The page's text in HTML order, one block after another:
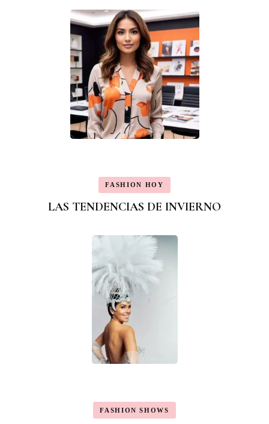
FASHION HOY
LAS TENDENCIAS DE INVIERNO
FASHION SHOWS